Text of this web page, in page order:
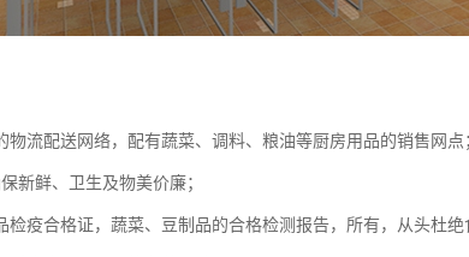
物流配送网络，配有蔬菜、调料、粮油等厨房用品的销售网
新鲜、卫生及物美价廉；
疫合格证，蔬菜、豆制品的合格检测报告，所有，从头杜绝